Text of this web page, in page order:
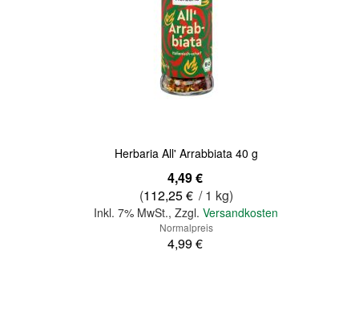
Herbaria All' Arrabbiata 40 g
4,49 €
(112,25 € / 1 kg)
Inkl. 7% MwSt.,Zzgl.Versandkosten
Normalpreis
4,99 €